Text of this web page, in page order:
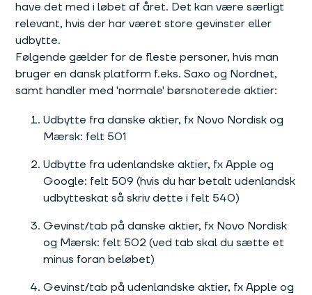
have det med i løbet af året. Det kan være særligt
relevant, hvis der har været store gevinster eller
udbytte.
Følgende gælder for de fleste personer, hvis man
bruger en dansk platform f.eks. Saxo og Nordnet,
samt handler med 'normale' børsnoterede aktier:
Udbytte fra danske aktier, fx Novo Nordisk og
Mærsk: felt 501
Udbytte fra udenlandske aktier, fx Apple og
Google: felt 509 (hvis du har betalt udenlandsk
udbytteskat så skriv dette i felt 540)
Gevinst/tab på danske aktier, fx Novo Nordisk
og Mærsk: felt 502 (ved tab skal du sætte et
minus foran beløbet)
Gevinst/tab på udenlandske aktier, fx Apple og